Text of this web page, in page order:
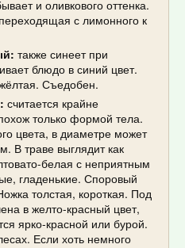
и оливкового оттенка.
с лимонного к
также синеет при
блюдо в синий цвет.
Съедобен.
считается крайне
только формой тела.
цвета, в диаметре может
В траве выглядит как
белая с неприятным
гладенькие. Споровый
толстая, короткая. Под
в желто-красный цвет,
ярко-красной или бурой.
Если хоть немного